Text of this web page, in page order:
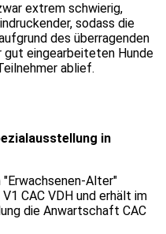
extrem schwierig,
sodass die
des überragenden
gut eingearbeiteten Hunde
ablief.
in
Alter"
CAC VDH und erhält im
die Anwartschaft CAC